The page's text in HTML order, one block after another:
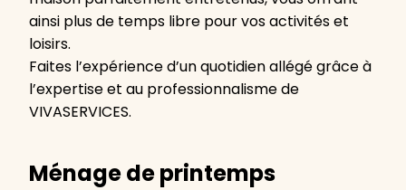
ainsi plus de temps libre pour vos activités et
loisirs.
Faites l’expérience d’un quotidien allégé grâce à
l’expertise et au professionnalisme de
VIVASERVICES.
Ménage de printemps